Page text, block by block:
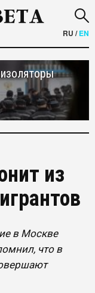
RU /EN
из
в Москве
что в